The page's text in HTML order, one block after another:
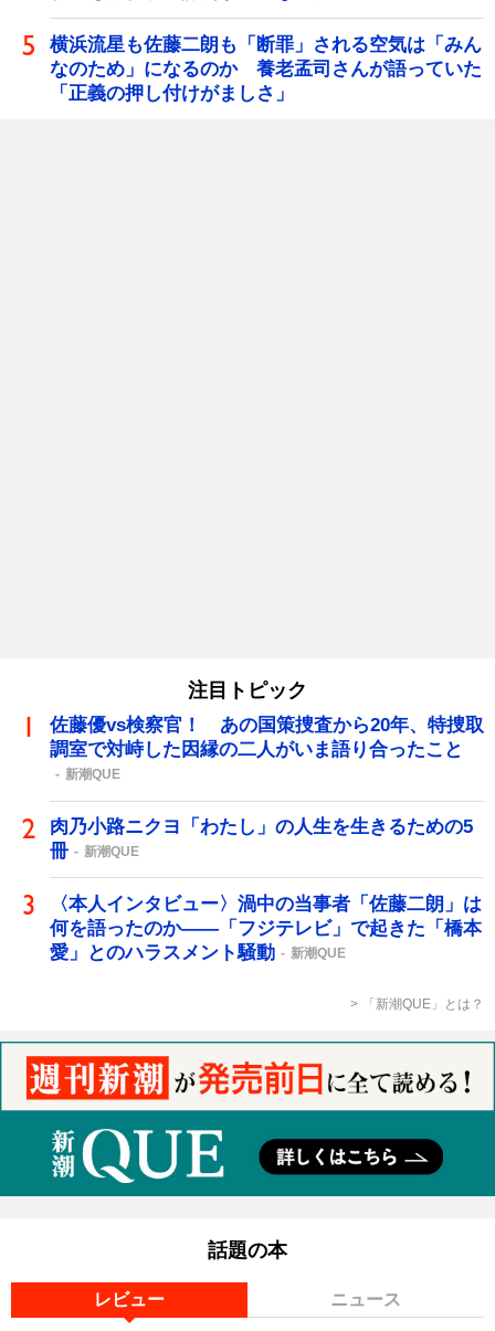
横浜流星も佐藤二朗も「断罪」される空気は「みん
なのため」になるのか 養老孟司さんが語っていた
「正義の押し付けがましさ」
注目トピック
佐藤優vs検察官！ あの国策捜査から20年、特捜取
調室で対峙した因縁の二人がいま語り合ったこと
新潮QUE
肉乃小路ニクヨ「わたし」の人生を生きるための5
冊
新潮QUE
〈本人インタビュー〉渦中の当事者「佐藤二朗」は
何を語ったのか――「フジテレビ」で起きた「橋本
愛」とのハラスメント騒動
新潮QUE
「新潮QUE」とは？
話題の本
レビュー ニュース